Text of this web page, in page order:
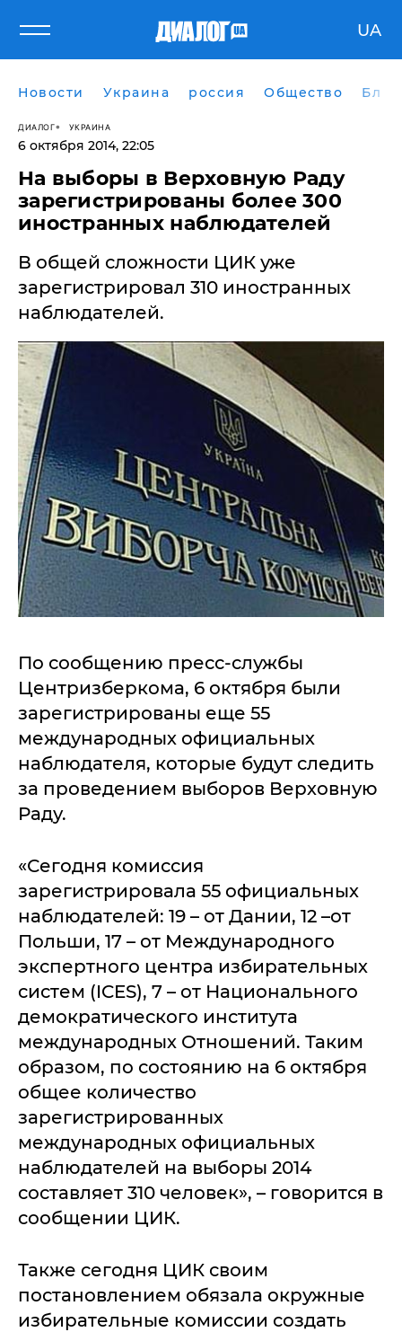
UA
Новости Украина россия Общество
ДИАЛОГ УКРАИНА
6 октября 2014, 22:05
На выборы в Верховную Раду
зарегистрированы более 300
иностранных наблюдателей
В общей сложности ЦИК уже
зарегистрировал 310 иностранных
наблюдателей.
По сообщению пресс-службы
Центризберкома, 6 октября были
зарегистрированы еще 55
международных официальных
наблюдателя, которые будут следить
за проведением выборов Верховную
Раду.
«Сегодня комиссия
зарегистрировала 55 официальных
наблюдателей: 19 – от Дании, 12 –от
Польши, 17 – от Международного
экспертного центра избирательных
систем (ICES), 7 – от Национального
демократического института
международных Отношений. Таким
образом, по состоянию на 6 октября
общее количество
зарегистрированных
международных официальных
наблюдателей на выборы 2014
составляет 310 человек», – говорится в
сообщении ЦИК.
Также сегодня ЦИК своим
постановлением обязала окружные
избирательные комиссии создать